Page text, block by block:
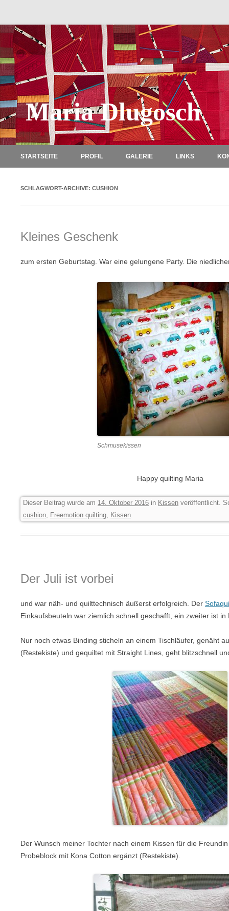
Maria Dlugosch
STARTSEITE PROFIL GALERIE LINKS
SCHLAGWORT-ARCHIVE: CUSHION
Kleines Geschenk
zum ersten Geburtstag. War eine gelungene Party. Die
Schmusekissen
Happy quilting Maria
Dieser Beitrag wurde am 14. Oktober 2016 in Kissen veröffentlicht.
cushion, Freemotion quilting, Kissen.
Der Juli ist vorbei
und war näh- und quilttechnisch äußerst erfolgreich. Der
Einkaufsbeuteln war ziemlich schnell geschafft, ein zweiter ist in
Nur noch etwas Binding sticheln an einem Tischläufer, genäht
(Restekiste) und gequiltet mit Straight Lines, geht blitzschnell
Der Wunsch meiner Tochter nach einem Kissen für die
Probeblock mit Kona Cotton ergänzt (Restekiste).